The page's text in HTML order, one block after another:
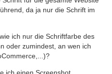
da ja nur die Schrift im
ich nur die Schriftfarbe des
oder zumindest, an wen ich